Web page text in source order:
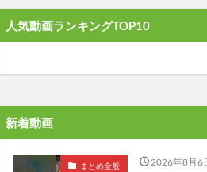
人気動画ランキングTOP10
新着動画
まとめ全般 2026年8月6